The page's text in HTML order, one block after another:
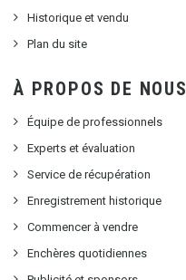
Historique et vendu
Plan du site
À PROPOS DE NOUS
Équipe de professionnels
Experts et évaluation
Service de récupération
Enregistrement historique
Commencer à vendre
Enchères quotidiennes